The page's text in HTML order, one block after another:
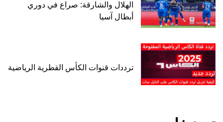
الهلال والشارقة: صراع في دوري
أبطال آسيا
ترددات قنوات الكأس القطرية الرياضية